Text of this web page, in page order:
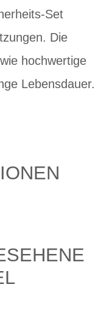
Set
Die
hochwertige
Lebensdauer.